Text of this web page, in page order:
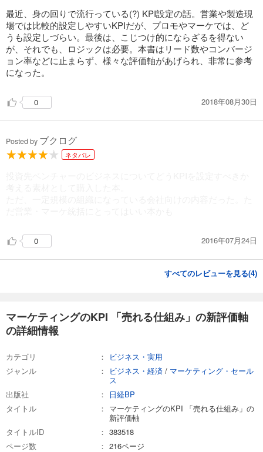
最近、身の回りで流行っている(?) KPI設定の話。営業や製造現
場では比較的設定しやすいKPIだが、プロモやマーケでは、ど
うも設定しづらい。最後は、こじつけ的にならざるを得ない
が、それでも、ロジックは必要。本書はリード数やコンバージ
ョン率などに止まらず、様々な評価軸があげられ、非常に参考
になった。
0 2018年08月30日
Posted by ブクログ
ネタバレ
0 2016年07月24日
すべてのレビューを見る(4)
マーケティングのKPI 「売れる仕組み」の新評価軸
の詳細情報
カテゴリ
ビジネス・実用
ジャンル
ビジネス・経済 / マーケティング・セール
ス
出版社
日経BP
タイトル
マーケティングのKPI 「売れる仕組み」の
新評価軸
タイトルID
383518
ページ数
216ページ